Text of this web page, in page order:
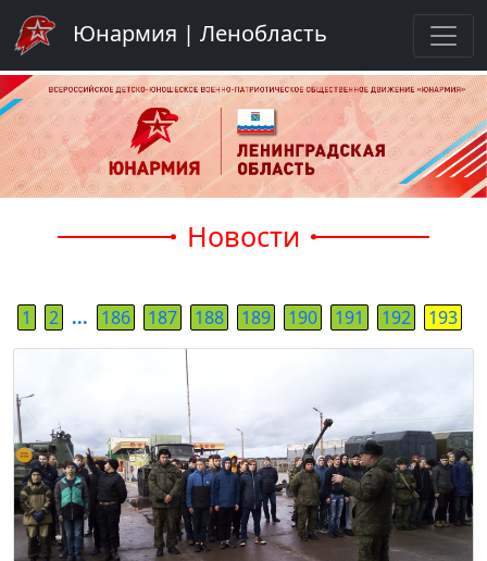
Юнармия | Ленобласть
Новости
1 2 ... 186 187 188 189 190 191 192 193